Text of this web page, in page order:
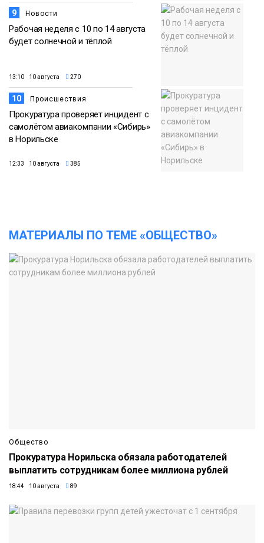
9 Новости
Рабочая неделя с 10 по 14 августа
будет солнечной и тёплой
13:10 10 августа 270
10 Происшествия
Прокуратура проверяет инцидент с
самолётом авиакомпании «Сибирь»
в Норильске
12:33 10 августа 385
МАТЕРИАЛЫ ПО ТЕМЕ «ОБЩЕСТВО»
Общество
Прокуратура Норильска обязала работодателей
выплатить сотрудникам более миллиона рублей
18:44 10 августа 89